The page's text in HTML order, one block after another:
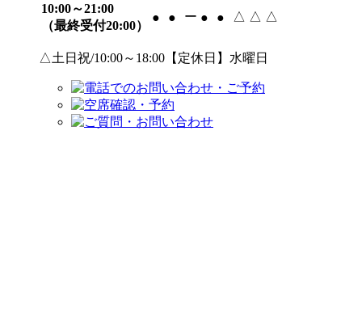
10:00～21:00
（最終受付20:00）
● ● ー ● ● △ △ △
△土日祝/10:00～18:00【定休日】水曜日